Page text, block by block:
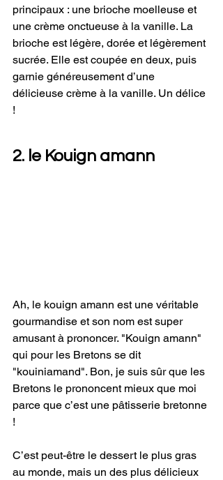
principaux : une brioche moelleuse et
une crème onctueuse à la vanille. La
brioche est légère, dorée et légèrement
sucrée. Elle est coupée en deux, puis
garnie généreusement d’une
délicieuse crème à la vanille. Un délice
!
2. le Kouign amann
Ah, le kouign amann est une véritable
gourmandise et son nom est super
amusant à prononcer. "Kouign amann"
qui pour les Bretons se dit
"kouiniamand". Bon, je suis sûr que les
Bretons le prononcent mieux que moi
parce que c’est une pâtisserie bretonne
!
C’est peut-être le dessert le plus gras
au monde, mais un des plus délicieux